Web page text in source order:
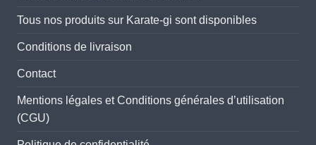
Tous nos produits sur Karate-gi sont disponibles
Conditions de livraison
Contact
Mentions légales et Conditions générales d’utilisation
(CGU)